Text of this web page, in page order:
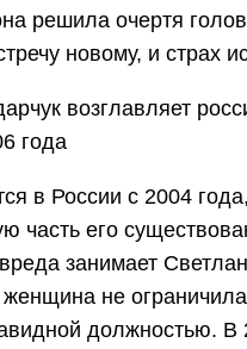
решила очертя
новому, и страх
возглавляет
года
в России с 2004
часть его
занимает
не
должностью. В